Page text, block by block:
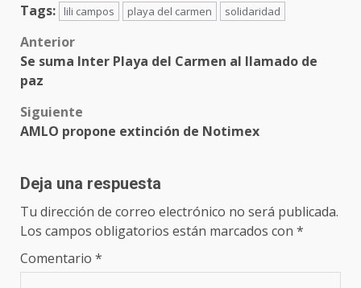
Tags:
lili campos playa del carmen solidaridad
Post
navigation
Anterior
Se suma Inter Playa del Carmen al llamado de
paz
Siguiente
AMLO propone extinción de Notimex
Deja una respuesta
Tu dirección de correo electrónico no será publicada.
Los campos obligatorios están marcados con *
Comentario *